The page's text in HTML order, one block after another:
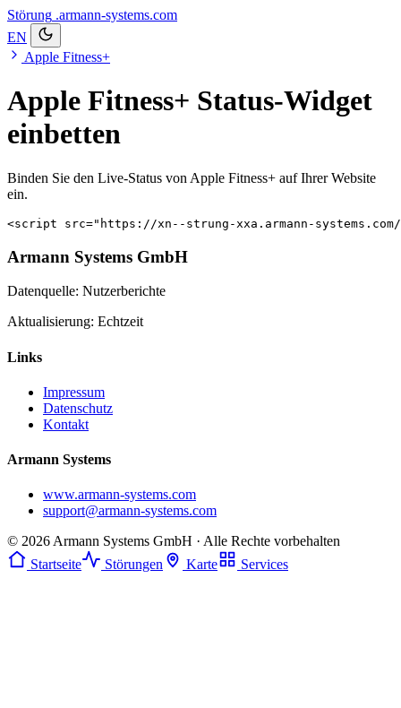
Störung .armann-systems.com
EN
Apple Fitness+
Apple Fitness+ Status-Widget
einbetten
Binden Sie den Live-Status von Apple Fitness+ auf Ihrer Website
ein.
<script src="https://xn--strung-xxa.armann-
Armann Systems GmbH
Datenquelle: Nutzerberichte
Aktualisierung: Echtzeit
Links
Impressum
Datenschutz
Kontakt
Armann Systems
www.armann-systems.com
support@armann-systems.com
© 2026 Armann Systems GmbH · Alle Rechte vorbehalten
Startseite
Störungen Karte Services